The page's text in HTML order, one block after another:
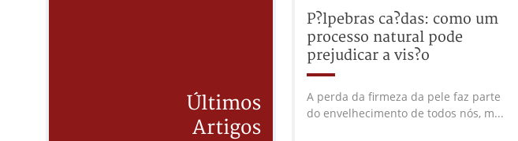
Últimos
Artigos
P?lpebras ca?das: como um
processo natural pode
prejudicar a vis?o
A perda da firmeza da pele faz parte
do envelhecimento de todos nós, m...